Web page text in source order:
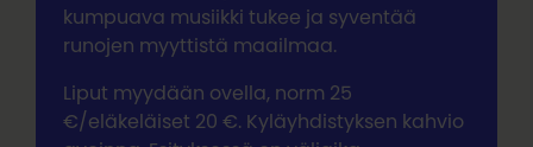
kumpuava musiikki tukee ja syventää
runojen myyttistä maailmaa.
Liput myydään ovella, norm 25
€/eläkeläiset 20 €. Kyläyhdistyksen kahvio